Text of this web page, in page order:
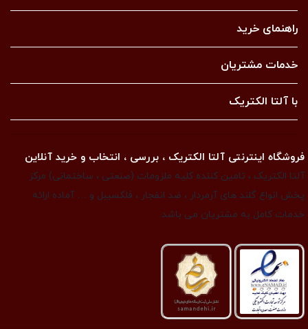
راهنمای خرید
خدمات مشتریان
با آلتا الکتریک
فروشگاه اینترنتی آلتا الکتریک ، بررسی ، انتخاب و خرید آنلاین
آلتا الکتریک ، تامین کننده کلیه ملزومات (صنعتی ، ساختمانی) مرکز
پخش انواع گلند های آرمردار ، ضد انفجار ، فلکسیبل و … آماده ارائه
خدمات کامل به مشتریان می باشد.